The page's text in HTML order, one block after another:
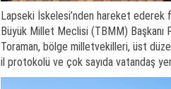
Lapseki İskelesi’nden hareket ederek
Büyük Millet Meclisi (TBMM) Başkanı
Toraman, bölge milletvekilleri, üst
il protokolü ve çok sayıda vatandaş yer